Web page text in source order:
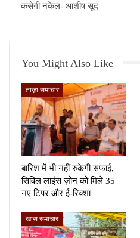
कसेगी नकेल- आशीष सूद
You Might Also Like
ताज़ा समाचार
बारिश में भी नहीं रुकेगी सफाई,
सिविल लाइंस ज़ोन को मिले 35
नए टिपर और ई-रिक्शा
खास समाचार